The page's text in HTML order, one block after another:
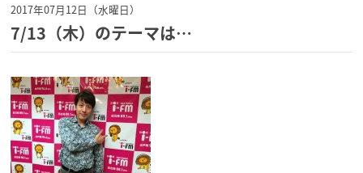
2017年07月12日（水曜日）
7/13（木）のテーマは…